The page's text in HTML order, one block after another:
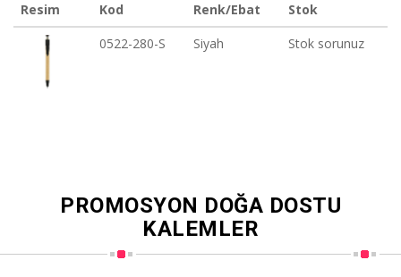
Resim Kod Renk/Ebat
Stok
0522-280-S
Siyah Stok sorunuz
PROMOSYON DOĞA DOSTU
KALEMLER